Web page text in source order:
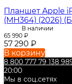
Планшет Apple
(MH364) (2026)
В наличии
65 990 ₽
57 290 ₽
В корзину
8 800 777 79 138
20:00
Мы в соц.сетях